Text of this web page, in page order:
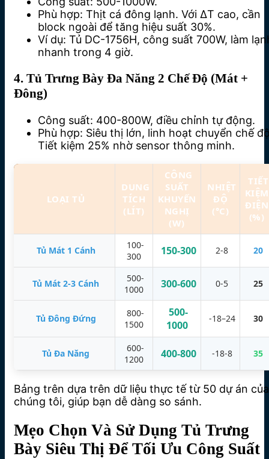
Phù hợp: Thịt cá đông lạnh. Với ΔT cao, cần
block ngoài để tăng hiệu suất 30%.
Ví dụ: Tủ DC-1756H, công suất 700W, làm
nhanh trong 4 giờ.
4. Tủ Trưng Bày Đa Năng 2 Chế Độ (Mát +
Đông)
Công suất: 400-800W, điều chỉnh tự động.
Phù hợp: Siêu thị lớn, linh hoạt chuyển chế
Tiết kiệm 25% nhờ sensor thông minh.
LOẠI TỦ
DUNG
TÍCH
(LÍT)
CÔNG
SUẤT
KHUYẾN
NGHỊ
(W)
NHIỆT
ĐỘ
(°C)
TIẾT
KIỆM
ĐIỆN
(%)
Tủ Mát 1 Cánh
100-
300
150-300 2-8 20
Tủ Mát 2-3 Cánh
500-
1000
300-600 0-5 25
Tủ Đông Đứng
800-
1500
500-
1000
-18–24 30
Tủ Đa Năng
600-
1200
400-800 -18-8 35
Bảng trên dựa trên dữ liệu thực tế từ 50 dự án của
chúng tôi, giúp bạn dễ dàng so sánh.
Mẹo Chọn Và Sử Dụng Tủ Trưng
Bày Siêu Thị Để Tối Ưu Công Suất